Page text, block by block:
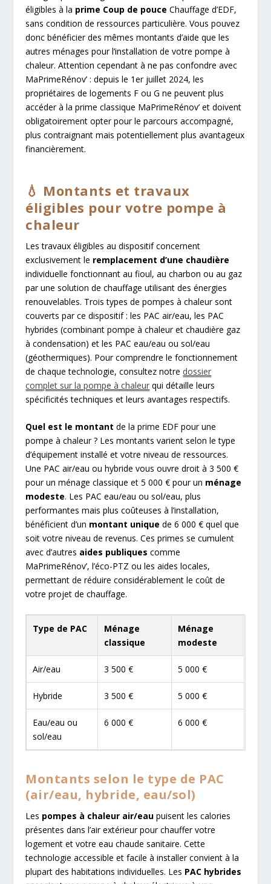
éligibles à la prime Coup de pouce Chauffage d’EDF,
sans condition de ressources particulière. Vous pouvez
donc bénéficier des mêmes montants d’aide que les
autres ménages pour l’installation de votre pompe à
chaleur. Attention cependant à ne pas confondre avec
MaPrimeRénov’ : depuis le 1er juillet 2024, les
propriétaires de logements F ou G ne peuvent plus
accéder à la prime classique MaPrimeRénov’ et doivent
obligatoirement opter pour le parcours accompagné,
plus contraignant mais potentiellement plus avantageux
financièrement.
💧 Montants et travaux
éligibles pour votre pompe à
chaleur
Les travaux éligibles au dispositif concernent
exclusivement le remplacement d’une chaudière
individuelle fonctionnant au fioul, au charbon ou au gaz
par une solution de chauffage utilisant des énergies
renouvelables. Trois types de pompes à chaleur sont
couverts par ce dispositif : les PAC air/eau, les PAC
hybrides (combinant pompe à chaleur et chaudière gaz
à condensation) et les PAC eau/eau ou sol/eau
(géothermiques). Pour comprendre le fonctionnement
de chaque technologie, consultez notre dossier
complet sur la pompe à chaleur qui détaille leurs
spécificités techniques et leurs avantages respectifs.
Quel est le montant de la prime EDF pour une
pompe à chaleur ? Les montants varient selon le type
d’équipement installé et votre niveau de ressources.
Une PAC air/eau ou hybride vous ouvre droit à 3 500 €
pour un ménage classique et 5 000 € pour un ménage
modeste. Les PAC eau/eau ou sol/eau, plus
performantes mais plus coûteuses à l’installation,
bénéficient d’un montant unique de 6 000 € quel que
soit votre niveau de revenus. Ces primes se cumulent
avec d’autres aides publiques comme
MaPrimeRénov’, l’éco-PTZ ou les aides locales,
permettant de réduire considérablement le coût de
votre projet de chauffage.
Type de PAC
Ménage
classique
Ménage
modeste
Air/eau 3 500 € 5 000 €
Hybride 3 500 € 5 000 €
Eau/eau ou
sol/eau
6 000 € 6 000 €
Montants selon le type de PAC
(air/eau, hybride, eau/sol)
Les pompes à chaleur air/eau puisent les calories
présentes dans l’air extérieur pour chauffer votre
logement et votre eau chaude sanitaire. Cette
technologie accessible et facile à installer convient à la
plupart des habitations individuelles. Les PAC hybrides